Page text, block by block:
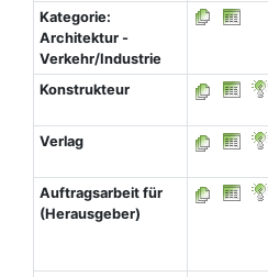
Kategorie:
Architektur -
Verkehr/Industrie
Konstrukteur
Verlag
Auftragsarbeit für
(Herausgeber)